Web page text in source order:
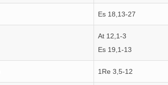
Es 18,13-27
At 12,1-3
Es 19,1-13
1Re 3,5-12